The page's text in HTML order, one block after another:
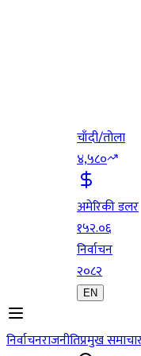
चाँदी/तोला
४,५८०
अमेरिकी डलर
१५२.०६
निर्वाचन
२०८२
EN
निर्वाचनराजनीतिप्रमुख